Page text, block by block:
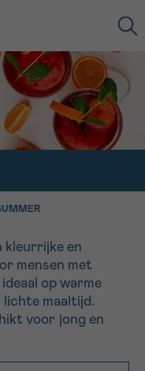
kleurrijke en
mensen met
op warme
lichte maaltijd.
voor jong en
STA
je vragen